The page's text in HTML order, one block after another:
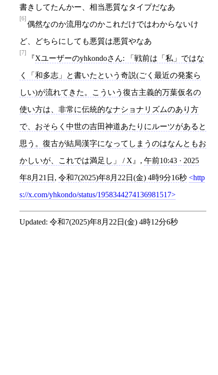
書きしてたんかー、相当悪質なタイプだなあ
[6]
偶然なのか流用なのかこれだけではわからないけ
ど、どちらにしても悪質は悪質やなあ
[7]
Xユーザーのyhkondoさん: 「戦前は「私」ではな
く「和多志」と書いたという奇説(ごく最近の発案ら
しい)が流れてきた。こういう復古主義的万葉仮名の
使い方は、非常に伝統的なナショナリズムのあり方
で、おそらく中世の吉田神道あたりにルーツがあると
思う。復古が結局漢字になってしまうのはなんともお
かしいが、これでは満足し」 / X , 午前10:43 · 2025
年8月21日 , 令和7(2025)年8月22日(金) 4時9分16秒 http
s://x.com/yhkondo/status/1958344274136981517
Updated: 令和7(2025)年8月22日(金) 4時12分6秒